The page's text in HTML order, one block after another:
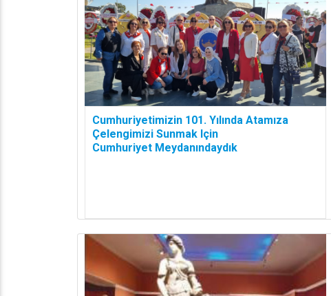
Cumhuriyetimizin 101. Yılında Atamıza
Çelengimizi Sunmak Için
Cumhuriyet Meydanındaydık